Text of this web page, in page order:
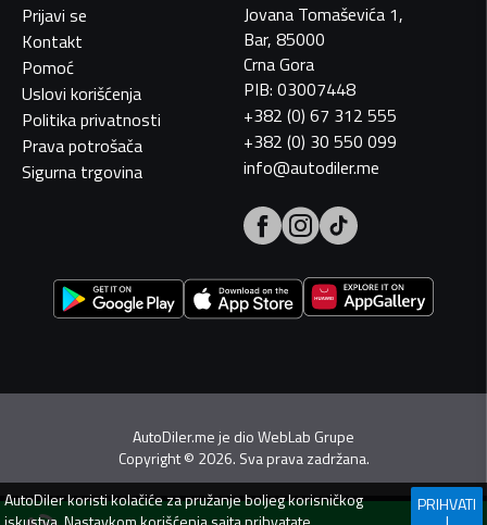
Prijavi se
Kontakt
Pomoć
Uslovi korišćenja
Politika privatnosti
Prava potrošača
Sigurna trgovina
Jovana Tomaševića 1,
Bar, 85000
Crna Gora
PIB: 03007448
+382 (0) 67 312 555
+382 (0) 30 550 099
info@autodiler.me
AutoDiler.me je dioWebLab Grupe
Copyright© 2026. Sva prava zadržana.
AutoDilerkoristi kolačiće za pružanje boljeg korisničkog
PRIHVATI